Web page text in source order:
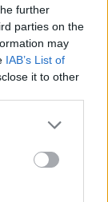
further
parties on the
may
IAB’s List of
it to other
Próximo artigo
de Pêra:
Grande
Aldeias do
Xisto